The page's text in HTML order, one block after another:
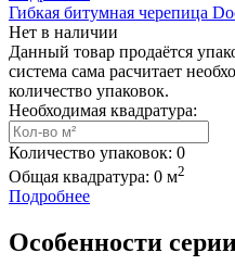
Гибкая битумная черепица
Нет в наличии
Данный товар продаётся
система сама расчитает
количество упаковок.
Необходимая квадратура:
Количество упаковок: 0
Общая квадратура: 0 м2
Подробнее
Особенности